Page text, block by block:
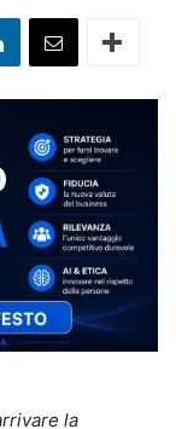
la